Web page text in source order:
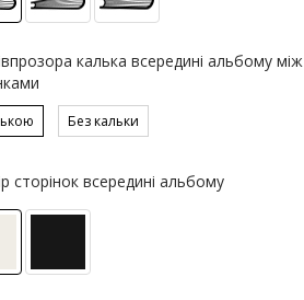
калька всередині альбому між
Без кальки
сторінок всередині альбому